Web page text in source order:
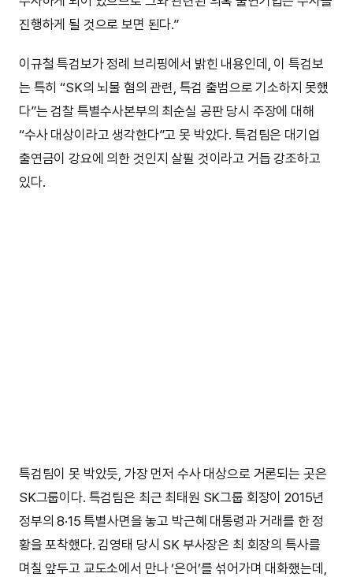
진행하게 될 것으로 보면 된다.”
이규철 특검보가 정례 브리핑에서 밝힌 내용인데, 이 특검보
는 특히 “SK의 뇌물 혐의 관련, 특검 출범으로 기소하지 못했
다”는 검찰 특별수사본부의 최순실 공판 당시 주장에 대해
“수사 대상이라고 생각한다”고 못 박았다. 특검팀은 대기업
출연금이 강요에 의한 것인지 살필 것이라고 거듭 강조하고
있다.
특검팀이 못 박았듯, 가장 먼저 수사 대상으로 거론되는 곳은
SK그룹이다. 특검팀은 최근 최태원 SK그룹 회장이 2015년
정부의 8·15 특별사면을 놓고 박근혜 대통령과 거래를 한 정
황을 포착했다. 김영태 당시 SK 부사장은 최 회장의 특사를
며칠 앞두고 교도소에서 만나 ‘은어’를 섞어가며 대화했는데,